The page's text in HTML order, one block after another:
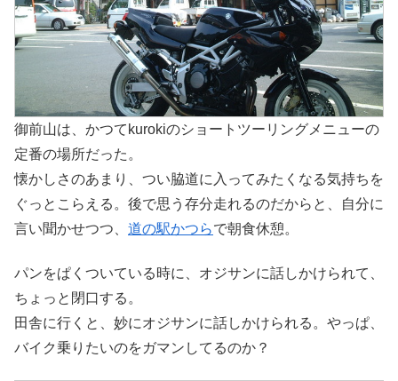
御前山は、かつてkurokiのショートツーリングメニューの
定番の場所だった。
懐かしさのあまり、つい脇道に入ってみたくなる気持ちを
ぐっとこらえる。後で思う存分走れるのだからと、自分に
言い聞かせつつ、 道の駅かつらで朝食休憩。
パンをぱくついている時に、オジサンに話しかけられて、
ちょっと閉口する。
田舎に行くと、妙にオジサンに話しかけられる。やっぱ、
バイク乗りたいのをガマンしてるのか？